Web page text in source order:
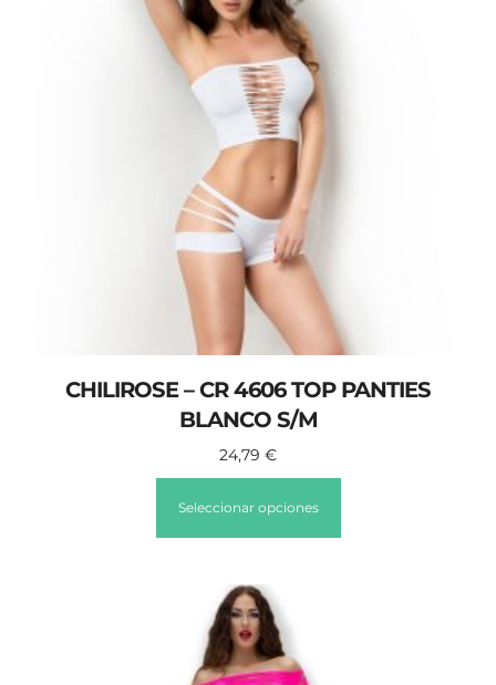
CHILIROSE – CR 4606 TOP PANTIES
BLANCO S/M
24,79 €
Seleccionar opciones